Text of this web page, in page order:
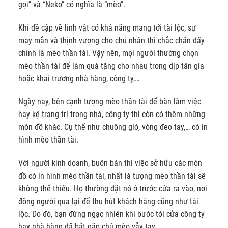
gọi” và “Neko” có nghĩa là “mèo”.
Khi đề cập về linh vật có khả năng mang tới tài lộc, sự
may mắn và thịnh vượng cho chủ nhân thì chắc chắn đấy
chính là mèo thần tài. Vậy nên, mọi người thường chọn
mèo thần tài để làm quà tặng cho nhau trong dịp tân gia
hoặc khai trương nhà hàng, công ty,…
Ngày nay, bên cạnh tượng mèo thần tài để bàn làm việc
hay kệ trang trí trong nhà, công ty thì còn có thêm những
món đồ khác. Cụ thể như chuông gió, vòng đeo tay,… có in
hình mèo thần tài.
Với người kinh doanh, buôn bán thì việc sở hữu các món
đồ có in hình mèo thần tài, nhất là tượng mèo thần tài sẽ
không thể thiếu. Họ thường đặt nó ở trước cửa ra vào, nơi
đông người qua lại để thu hút khách hàng cũng như tài
lộc. Do đó, bạn đừng ngạc nhiên khi bước tới cửa công ty